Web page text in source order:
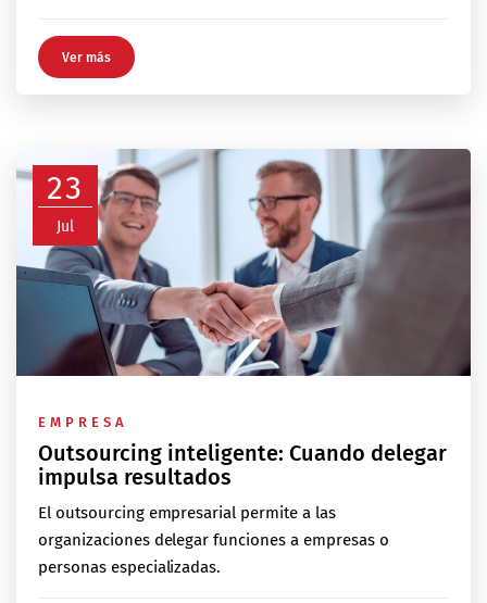
Ver más
23
Jul
EMPRESA
Outsourcing inteligente: Cuando delegar
impulsa resultados
El outsourcing empresarial permite a las
organizaciones delegar funciones a empresas o
personas especializadas.